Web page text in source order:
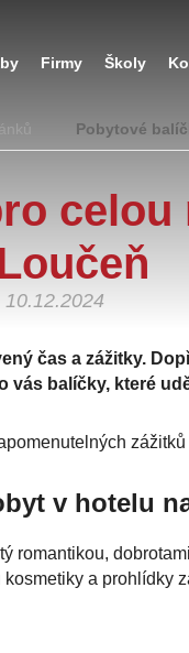
Firmy Školy
Pobytové
celou
čas a zážitky.
vás balíčky, které
zážitků
v hotelu
romantikou,
a prohlídky